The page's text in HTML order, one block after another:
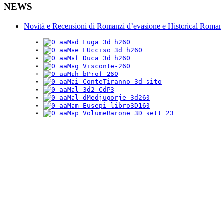
NEWS
Novità e Recensioni di Romanzi d’evasione e Historical